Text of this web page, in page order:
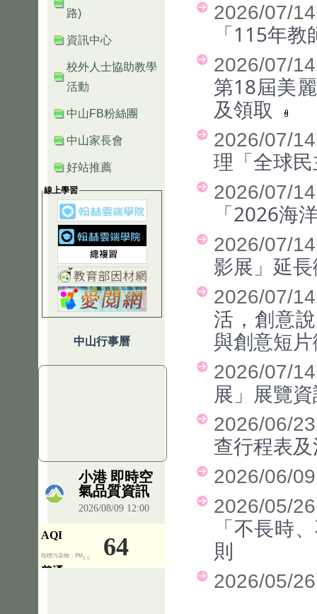
路)
資訊中心
校外人士協助教學
活動
中山FB粉絲團
中山家長會
好站推薦
線上學習
中山行事曆
2026/07/
「115年
2026/07/
第18屆美
及領取
2026/07/
理「全球
2026/07/
「2026海
2026/07/
影展」延
2026/07/
活，創意
與創意短
2026/07/
展」展覽
2026/06/
查行程表
2026/06/
2026/05/
「不長時
則
2026/05/